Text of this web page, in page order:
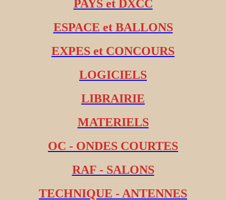
PAYS et DXCC
ESPACE et BALLONS
EXPES et CONCOURS
LOGICIELS
LIBRAIRIE
MATERIELS
OC - ONDES COURTES
RAF - SALONS
TECHNIQUE - ANTENNES